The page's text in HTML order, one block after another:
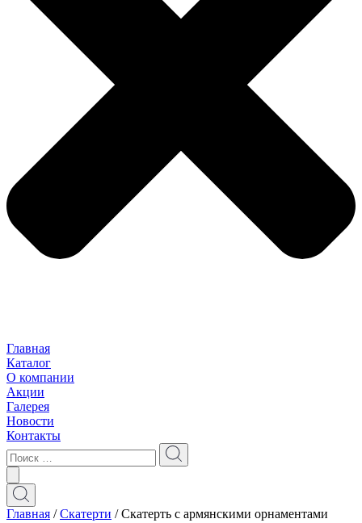
Главная
Каталог
О компании
Акции
Галерея
Новости
Контакты
Главная /Скатерти / Скатерть с армянскими орнаментами